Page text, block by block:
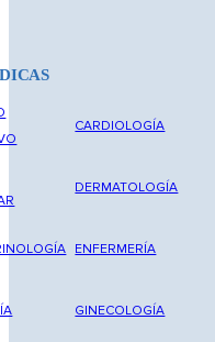
CARDIOLOGÍA
DERMATOLOGÍA
ENFERMERÍA
GINECOLOGÍA